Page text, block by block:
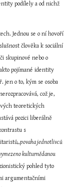
podílely a od nichž
Jednou se o ní hovoří
člověka k sociální
skupinové nebo o
pojímané identity
o to, kým se osoba
což je,
teoretických
pozici liberálně
s
„povaha jednotlivců
kulturnědanou
pohled tyto
argumentačními